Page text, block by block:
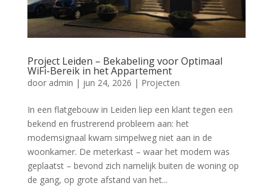
Project Leiden – Bekabeling voor Optimaal
WiFi-Bereik in het Appartement
door admin | jun 24, 2026 | Projecten
In een flatgebouw in Leiden liep een klant tegen een
bekend en frustrerend probleem aan: het
modemsignaal kwam simpelweg niet aan in de
woonkamer. De meterkast – waar het modem was
geplaatst – bevond zich namelijk buiten de woning op
de gang, op grote afstand van het...